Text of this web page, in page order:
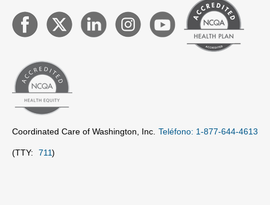
Coordinated Care of Washington, Inc. Teléfono: 1-877-644-4613
(TTY: 711)